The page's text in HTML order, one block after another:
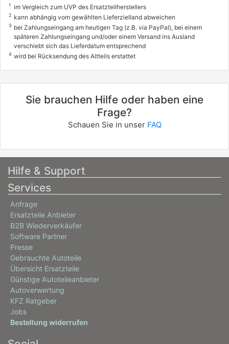
1 im Vergleich zum UVP des Ersatzteilherstellers
2 kann abhängig vom gewählten Lieferzielland abweichen
3 bei Zahlungseingang am heutigen Tag (z.B. via PayPal), bei einem
späteren Zahlungseingang und/oder einem Versand ins Ausland
verschiebt sich das Lieferdatum entsprechend
4 wird bei Rücksendung des Altteils erstattet
Sie brauchen Hilfe oder haben eine
Frage?
Schauen Sie in unser FAQ
Hilfe & Support
Services
Anfrage
Ersatzteile Anbieter
B2B Wiederverkäufer
Software Partner
Presse
Gebrauchte Autoteile
Übersicht Ersatzteile
Günstige Autoteileanbieter
Autoverwertung
KFZ Ratgeber
Jobs
Bestellung widerrufen